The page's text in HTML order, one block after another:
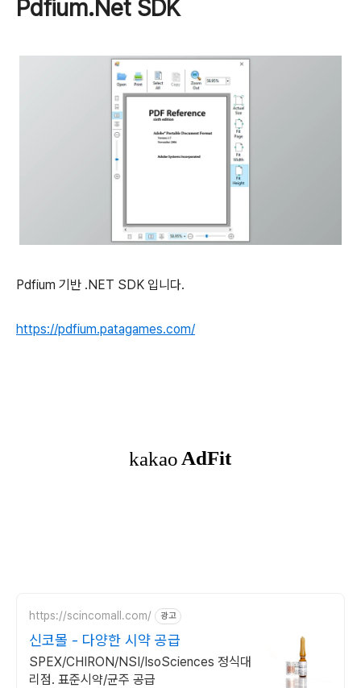
Pdfium.Net SDK
Pdfium 기반 .NET SDK 입니다.
https://pdfium.patagames.com/
https://scincomall.com/ 광고
신코몰 - 다양한 시약 공급
SPEX/CHIRON/NSI/IsoSciences 정식대
리점. 표준시약/균주 공급